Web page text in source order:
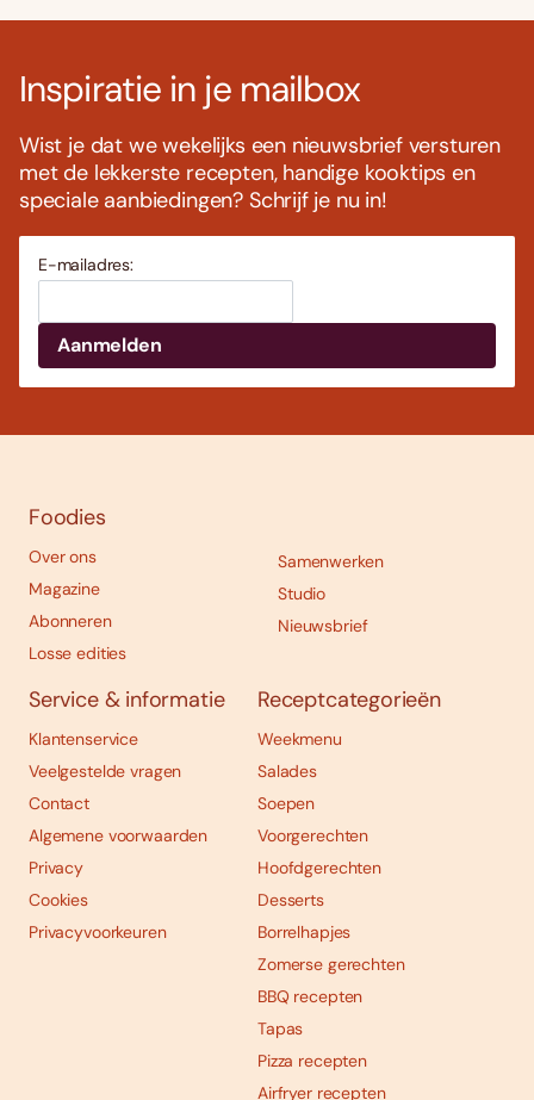
Inspiratie in je mailbox
Wist je dat we wekelijks een nieuwsbrief versturen
met de lekkerste recepten, handige kooktips en
speciale aanbiedingen? Schrijf je nu in!
E-mailadres:
Foodies
Over ons
Magazine
Abonneren
Losse edities
Samenwerken
Studio
Nieuwsbrief
Service & informatie
Klantenservice
Veelgestelde vragen
Contact
Algemene voorwaarden
Privacy
Cookies
Privacyvoorkeuren
Receptcategorieën
Weekmenu
Salades
Soepen
Voorgerechten
Hoofdgerechten
Desserts
Borrelhapjes
Zomerse gerechten
BBQ recepten
Tapas
Pizza recepten
Airfryer recepten